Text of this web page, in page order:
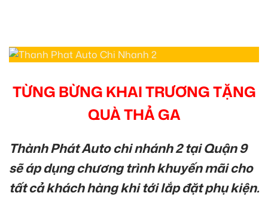
TỪNG BỪNG KHAI TRƯƠNG TẶNG
QUÀ THẢ GA
Thành Phát Auto chi nhánh 2 tại Quận 9
sẽ áp dụng chương trình khuyến mãi cho
tất cả khách hàng khi tới lắp đặt phụ kiện.